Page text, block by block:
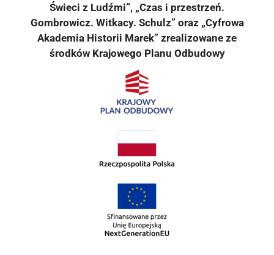
Świeci z Ludźmi”, „Czas i przestrzeń.
Gombrowicz. Witkacy. Schulz” oraz „Cyfrowa
Akademia Historii Marek” zrealizowane ze
środków Krajowego Planu Odbudowy